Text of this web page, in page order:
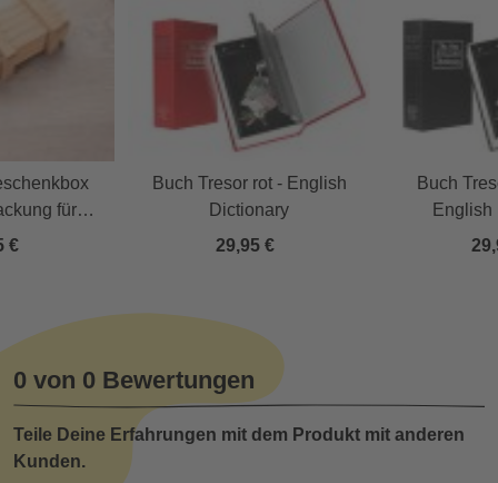
für
€
Buch Tresor rot - English
Dictionary
29,95 €
Buch
English
0 von 0 Bewertungen
Teile Deine Erfahrungen mit dem Produkt mit anderen
Kunden.